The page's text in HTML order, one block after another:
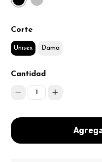
Corte
Unisex Dama
Cantidad
1